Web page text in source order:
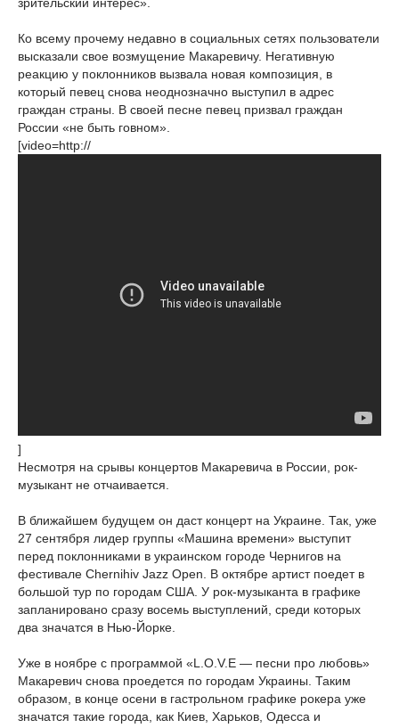
Ко всему прочему недавно в социальных сетях пользователи
высказали свое возмущение Макаревичу. Негативную
реакцию у поклонников вызвала новая композиция, в
который певец снова неоднозначно выступил в адрес
граждан страны. В своей песне певец призвал граждан
России «не быть говном».
[video=http://
]
Несмотря на срывы концертов Макаревича в России, рок-
музыкант не отчаивается.
В ближайшем будущем он даст концерт на Украине. Так, уже
27 сентября лидер группы «Машина времени» выступит
перед поклонниками в украинском городе Чернигов на
фестивале Chernihiv Jazz Open. В октябре артист поедет в
большой тур по городам США. У рок-музыканта в графике
запланировано сразу восемь выступлений, среди которых
два значатся в Нью-Йорке.
Уже в ноябре с программой «L.O.V.E — песни про любовь»
Макаревич снова проедется по городам Украины. Таким
образом, в конце осени в гастрольном графике рокера уже
значатся такие города, как Киев, Харьков, Одесса и